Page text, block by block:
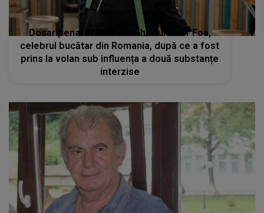
Dosar penal IN REM deschis lui Chef Foa,
celebrul bucătar din Romania, după ce a fost
prins la volan sub influența a două substanțe
interzise